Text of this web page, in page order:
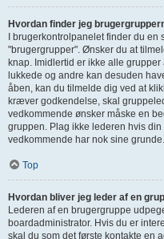
Hvordan finder jeg
I brugerkontrolpanelet finder du
"brugergrupper". Ønsker du at
knap. Imidlertid er ikke alle
lukkede og andre kan desuden
åben, kan du tilmelde dig ved at
kræver godkendelse, skal
vedkommende ønsker måske en
gruppen. Plag ikke lederen hvis
vedkommende har nok sine grunde.
Top
Hvordan bliver jeg leder af en
Lederen af en brugergruppe
boardadministrator. Hvis du er
skal du som det første kontakte en